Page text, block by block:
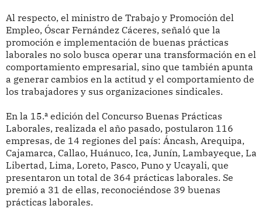
Al respecto, el ministro de Trabajo y Promoción del
Empleo, Óscar Fernández Cáceres, señaló que la
promoción e implementación de buenas prácticas
laborales no solo busca operar una transformación en el
comportamiento empresarial, sino que también apunta
a generar cambios en la actitud y el comportamiento de
los trabajadores y sus organizaciones sindicales.
En la 15.ª edición del Concurso Buenas Prácticas
Laborales, realizada el año pasado, postularon 116
empresas, de 14 regiones del país: Áncash, Arequipa,
Cajamarca, Callao, Huánuco, Ica, Junín, Lambayeque, La
Libertad, Lima, Loreto, Pasco, Puno y Ucayali, que
presentaron un total de 364 prácticas laborales. Se
premió a 31 de ellas, reconociéndose 39 buenas
prácticas laborales.